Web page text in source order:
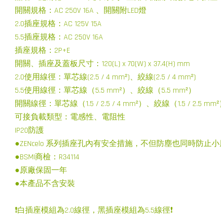
開關規格：AC 250V 16A 、開關附LED燈
2.0插座規格：AC 125V 15A
5.5插座規格：AC 250V 16A
插座規格：2P+E
開關、插座及蓋板尺寸：120(L) x 70(W) x 37.4(H) mm
2.0使用線徑：單芯線(2.5 / 4 mm²)、絞線(2.5 / 4 mm²)
5.5使用線徑：單芯線（5.5 mm²）、絞線（5.5 mm²）
開關線徑：單芯線（1.5 / 2.5 / 4 mm²）、絞線（1.5 / 2.5 mm²
可接負載類型：電感性、電阻性
IP20防護
●ZENcelo 系列插座孔內有安全措施，不但防塵也同時防止
●BSMI商檢：R34114
●原廠保固一年
●本產品不含安裝
❗白插座模組為2.0線徑，黑插座模組為5.5線徑❗